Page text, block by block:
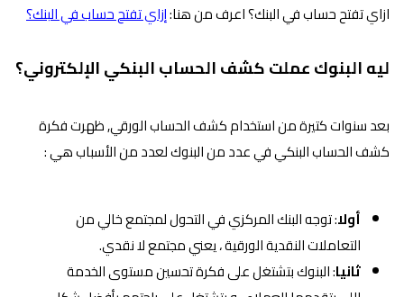
ازاي تفتح حساب في البنك؟ اعرف من هنا:إزاي تفتح حساب في البنك؟
ليه البنوك عملت كشف الحساب البنكي الإلكتروني؟
بعد سنوات كتيرة من استخدام كشف الحساب الورقي, ظهرت فكرة
كشف الحساب البنكي في عدد من البنوك لعدد من الأسباب هي :
أولا: توجه البنك المركزي في التحول لمجتمع خالي من
التعاملات النقدية الورقية ، يعني مجتمع لا نقدي.
ثانيا: البنوك بتشتغل على فكرة تحسين مستوى الخدمة